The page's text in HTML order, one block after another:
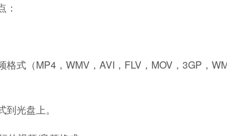
：
格式（MP4，WMV，AVI，FLV，MOV，3GP，
光盘上。